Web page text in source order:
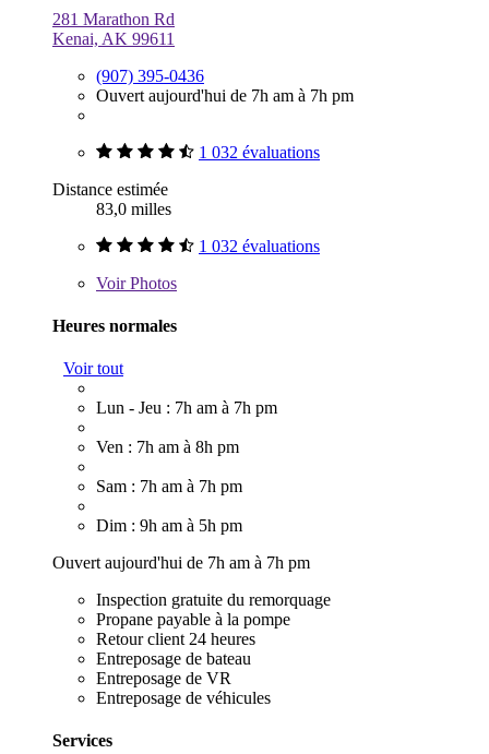
281 Marathon Rd
Kenai, AK 99611
(907) 395-0436
Ouvert aujourd'hui de 7h am à 7h pm
1 032 évaluations
Distance estimée
83,0 milles
1 032 évaluations
VoirPhotos
Heures normales
Voir tout
Lun - Jeu : 7h am à 7h pm
Ven : 7h am à 8h pm
Sam : 7h am à 7h pm
Dim : 9h am à 5h pm
Ouvert aujourd'hui de 7h am à 7h pm
Inspection gratuite du remorquage
Propane payable à la pompe
Retour client 24 heures
Entreposage de bateau
Entreposage de VR
Entreposage de véhicules
Services